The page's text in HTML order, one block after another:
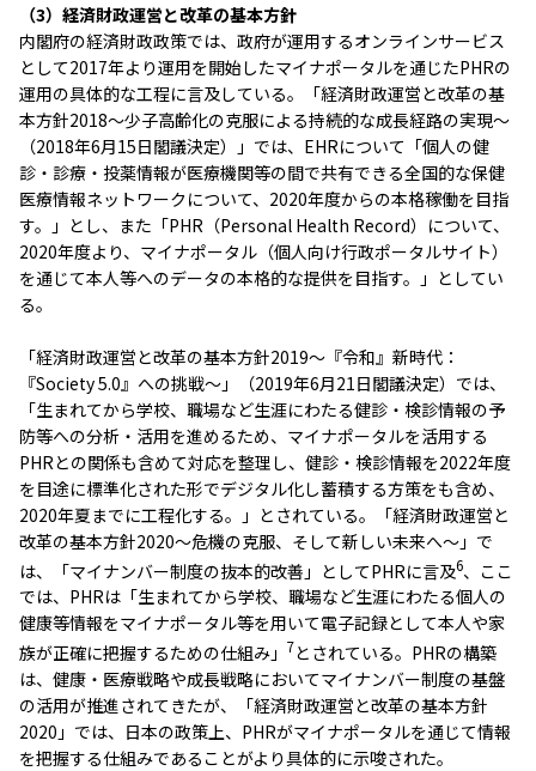
（3）経済財政運営と改革の基本方針
内閣府の経済財政政策では、政府が運用するオンラインサービス
として2017年より運用を開始したマイナポータルを通じたPHRの
運用の具体的な工程に言及している。「経済財政運営と改革の基
本方針2018～少子高齢化の克服による持続的な成長経路の実現～
（2018年6月15日閣議決定）」では、EHRについて「個人の健
診・診療・投薬情報が医療機関等の間で共有できる全国的な保健
医療情報ネットワークについて、2020年度からの本格稼働を目指
す。」とし、また「PHR（Personal Health Record）について、
2020年度より、マイナポータル（個人向け行政ポータルサイト）
を通じて本人等へのデータの本格的な提供を目指す。」としてい
る。
「経済財政運営と改革の基本方針2019～『令和』新時代：
『Society 5.0』への挑戦～」（2019年6月21日閣議決定）では、
「生まれてから学校、職場など生涯にわたる健診・検診情報の予
防等への分析・活用を進めるため、マイナポータルを活用する
PHRとの関係も含めて対応を整理し、健診・検診情報を2022年度
を目途に標準化された形でデジタル化し蓄積する方策をも含め、
2020年夏までに工程化する。」とされている。「経済財政運営と
改革の基本方針2020～危機の克服、そして新しい未来へ～」で
は、「マイナンバー制度の抜本的改善」としてPHRに言及6、ここ
では、PHRは「生まれてから学校、職場など生涯にわたる個人の
健康等情報をマイナポータル等を用いて電子記録として本人や家
族が正確に把握するための仕組み」 7とされている。PHRの構築
は、健康・医療戦略や成長戦略においてマイナンバー制度の基盤
の活用が推進されてきたが、「経済財政運営と改革の基本方針
2020」では、日本の政策上、PHRがマイナポータルを通じて情報
を把握する仕組みであることがより具体的に示唆された。